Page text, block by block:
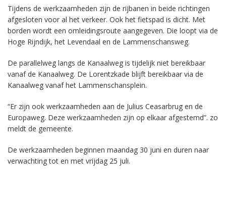
Tijdens de werkzaamheden zijn de rijbanen in beide richtingen
afgesloten voor al het verkeer. Ook het fietspad is dicht. Met
borden wordt een omleidingsroute aangegeven. Die loopt via de
Hoge Rijndijk, het Levendaal en de Lammenschansweg.
De parallelweg langs de Kanaalweg is tijdelijk niet bereikbaar
vanaf de Kanaalweg. De Lorentzkade blijft bereikbaar via de
Kanaalweg vanaf het Lammenschansplein.
“Er zijn ook werkzaamheden aan de Julius Ceasarbrug en de
Europaweg. Deze werkzaamheden zijn op elkaar afgestemd”. zo
meldt de gemeente.
De werkzaamheden beginnen maandag 30 juni en duren naar
verwachting tot en met vrijdag 25 juli.